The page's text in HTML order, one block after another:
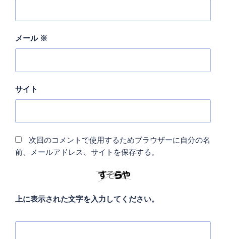
メール ※
サイト
次回のコメントで使用するためブラウザーに自分の名
前、メールアドレス、サイトを保存する。
上に表示された文字を入力してください。